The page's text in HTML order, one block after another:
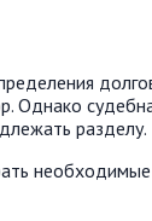
Однако
разделу.